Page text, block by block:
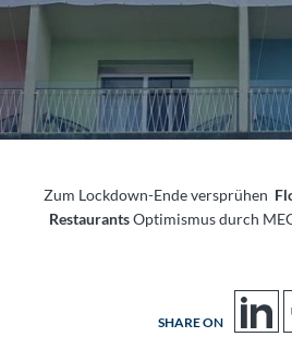
Zum Lockdown-Ende versprühen
RestaurantsOptimismus durch
SHARE ON